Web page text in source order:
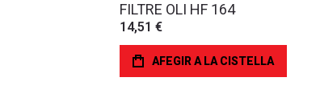
FILTRE OLI HF 164
14,51 €
AFEGIR A LA CISTELLA